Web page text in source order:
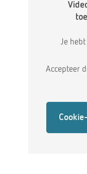
Je
Accepteer